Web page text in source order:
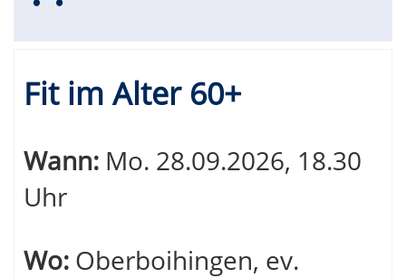
Fit im Alter 60+
Wann: Mo. 28.09.2026, 18.30
Uhr
Wo: Oberboihingen, ev.